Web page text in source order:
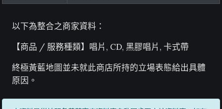
以下為整合之商家資料：
【商品 / 服務種類】唱片, CD, 黑膠唱片, 卡式帶
終極黃藍地圖並未就此商店所持的立場表態給出具體
原因。